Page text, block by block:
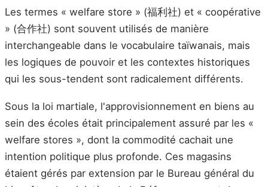
Les termes « welfare store » (福利社) et « coopérative
» (合作社) sont souvent utilisés de manière
interchangeable dans le vocabulaire taïwanais, mais
les logiques de pouvoir et les contextes historiques
qui les sous-tendent sont radicalement différents.
Sous la loi martiale, l'approvisionnement en biens au
sein des écoles était principalement assuré par les «
welfare stores », dont la commodité cachait une
intention politique plus profonde. Ces magasins
étaient gérés par extension par le Bureau général du